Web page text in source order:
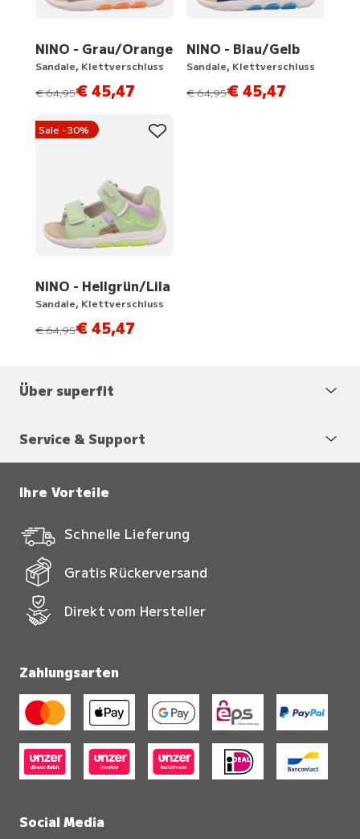
NINO - Grau/Orange
Sandale, Klettverschluss
statt
€ 64,95€ 45,47
NINO - Blau/Gelb
Sandale, Klettverschluss
statt
€ 64,95€ 45,47
Sale -30%
NINO - Hellgrün/Lila
Sandale, Klettverschluss
statt
€ 64,95€ 45,47
Über superfit
Service & Support
Ihre Vorteile
Schnelle Lieferung
Gratis Rückerversand
Direkt vom Hersteller
Zahlungsarten
Social Media